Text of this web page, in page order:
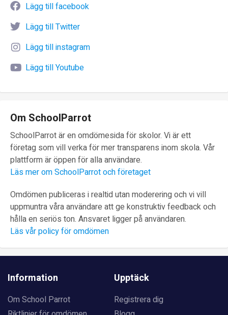
Lägg till facebook
Lägg till Twitter
Lägg till instagram
Lägg till Youtube
Om SchoolParrot
SchoolParrot är en omdömesida för skolor. Vi är ett
företag som vill verka för mer transparens inom skola. Vår
plattform är öppen för alla användare.
Läs mer om SchoolParrot och företaget
Omdömen publiceras i realtid utan moderering och vi vill
uppmuntra våra användare att ge konstruktiv feedback och
hålla en seriös ton. Ansvaret ligger på användaren.
Läs vår policy för omdömen
Information
Om School Parrot
Upptäck
Registrera dig